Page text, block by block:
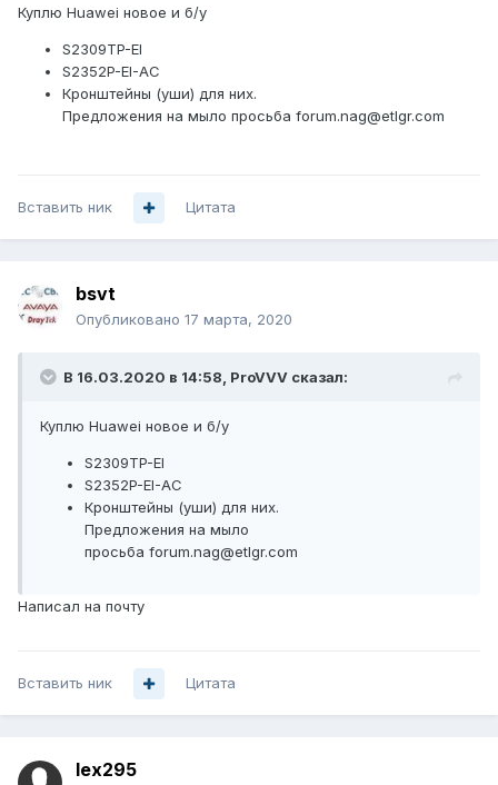
Куплю Huawei новое и б/у
S2309ТP-ЕI
S2352P-EI-AC
Кронштейны (уши) для них.
Предложения на мыло просьба forum.nag@etlgr.com
Вставить ник Цитата
bsvt
Опубликовано 17 марта, 2020
В 16.03.2020 в 14:58, ProVVV сказал:
Куплю Huawei новое и б/у
S2309ТP-ЕI
S2352P-EI-AC
Кронштейны (уши) для них.
Предложения на мыло
просьба forum.nag@etlgr.com
Написал на почту
Вставить ник Цитата
lex295